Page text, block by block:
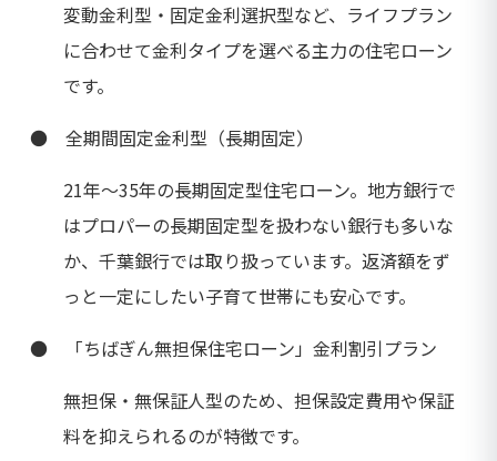
変動金利型・固定金利選択型など、ライフプラン
に合わせて金利タイプを選べる主力の住宅ローン
です。
● 全期間固定金利型（長期固定）
21年〜35年の長期固定型住宅ローン。地方銀行で
はプロパーの長期固定型を扱わない銀行も多いな
か、千葉銀行では取り扱っています。返済額をず
っと一定にしたい子育て世帯にも安心です。
● 「ちばぎん無担保住宅ローン」金利割引プラン
無担保・無保証人型のため、担保設定費用や保証
料を抑えられるのが特徴です。